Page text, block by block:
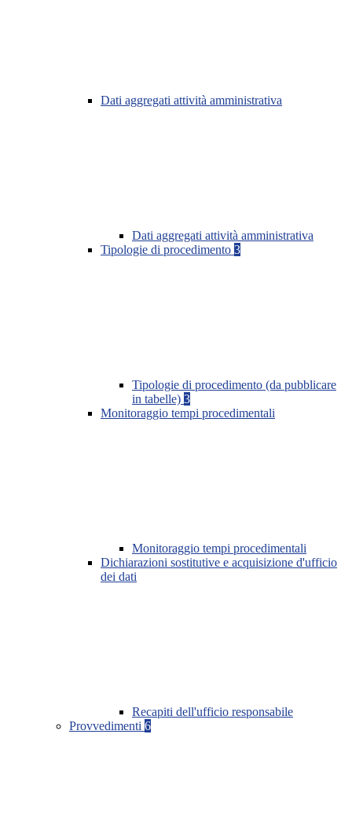
Dati aggregati attività amministrativa
Dati aggregati attività amministrativa
Tipologie di procedimento 3
Tipologie di procedimento (da pubblicare
in tabelle) 3
Monitoraggio tempi procedimentali
Monitoraggio tempi procedimentali
Dichiarazioni sostitutive e acquisizione d'ufficio
dei dati
Recapiti dell'ufficio responsabile
Provvedimenti 6